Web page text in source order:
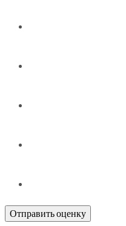
Отправить оценку